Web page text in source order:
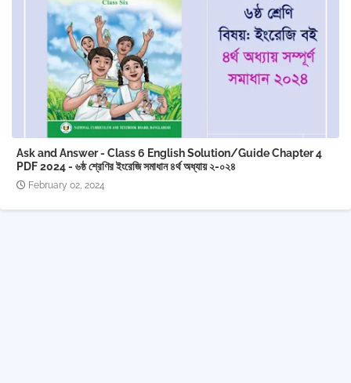
Ask and Answer - Class 6 English Solution/Guide Chapter 4
PDF 2024 - ৬ষ্ঠ শ্রেণির ইংরেজি সমাধান ৪র্থ অধ্যায় ২-০২৪
February 02, 2024